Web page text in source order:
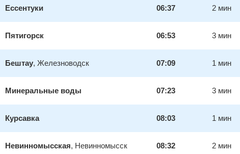
Ессентуки 06:37 2 мин
Пятигорск 06:53 3 мин
Бештау, Железноводск 07:09 1 мин
Минеральные воды 07:23 3 мин
Курсавка 08:03 1 мин
Невинномысская, Невинномысск 08:32 2 мин